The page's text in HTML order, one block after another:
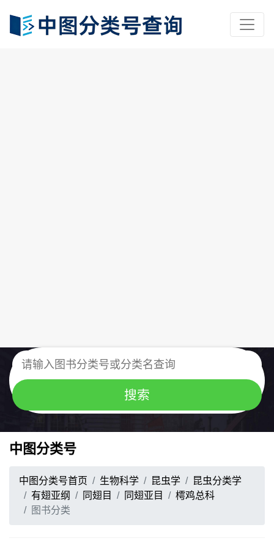
中图分类号
中图分类号首页 生物科学 昆虫学
昆虫分类学
有翅亚纲
同翅目 同翅亚目
樗鸡总科
图书分类